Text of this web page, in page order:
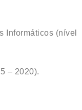
Informáticos (nível
– 2020).